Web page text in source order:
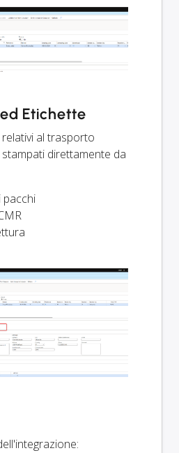
Etichette
al trasporto
direttamente da
pacchi